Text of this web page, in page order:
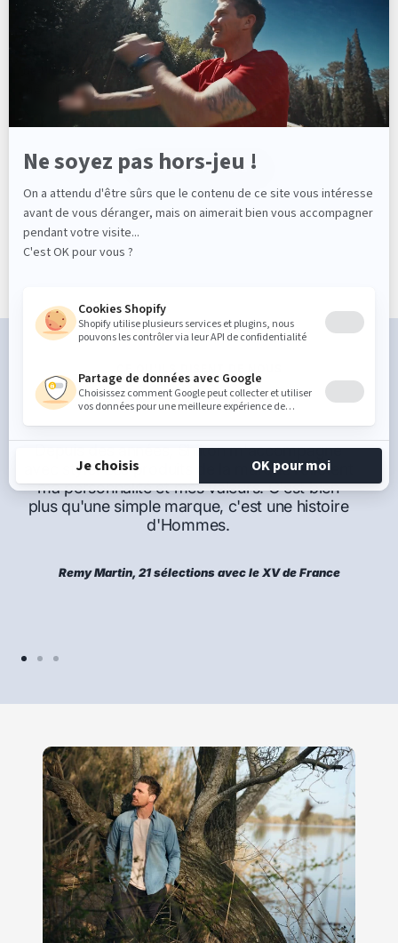
Fondée en 1993, la Marque Shilton est issue du Sud de la
France et plus précisément du Biterrois. Son créateur Michaël
Guedj, enfant du pays passionné de sports a lancé une gamme
de Prêt-à-porter Masculine orientée Sport chic qui n’a de cesse
d’évoluer au gré du temps et des tendances depuis plus de 25
ans.
EN SAVOIR PLUS
Depuis des années, Shilton m'accompagne
avec style. Les produits de la marque reflètent
ma personnalité et mes valeurs. C'est bien
plus qu'une simple marque, c'est une histoire
d'Hommes.
Remy Martin, 21 sélections avec le XV de France
slideslideslide